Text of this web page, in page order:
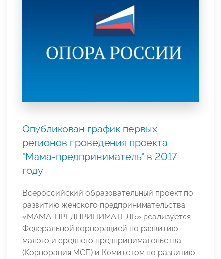
Опубликован график первых
регионов проведения проекта
"Мама-предприниматель" в 2017
году
Всероссийский образовательный проект по
развитию женского предпринимательства
«МАМА-ПРЕДПРИНИМАТЕЛЬ» реализуется
Федеральной корпорацией по развитию
малого и среднего предпринимательства
(Корпорация МСП) и Комитетом по развитию